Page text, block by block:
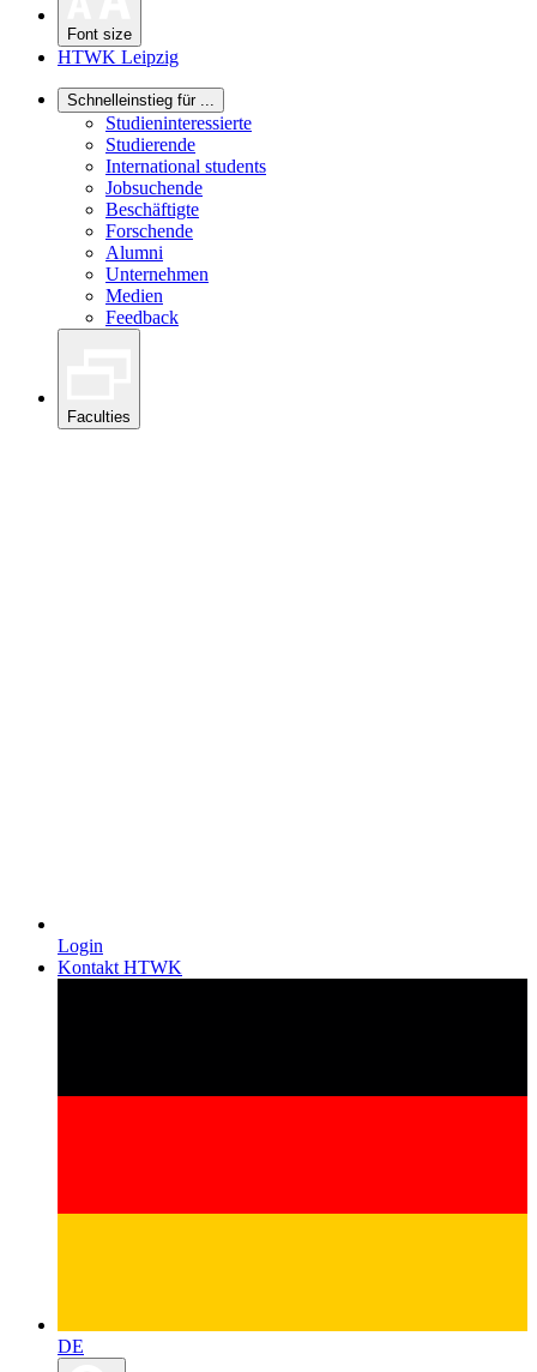
Font size
HTWK Leipzig
Schnelleinstieg für ...
Studieninteressierte
Studierende
International students
Jobsuchende
Beschäftigte
Forschende
Alumni
Unternehmen
Medien
Feedback
Faculties
Login
Kontakt HTWK
DE